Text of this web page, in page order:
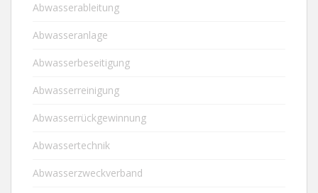
Abwasserableitung
Abwasseranlage
Abwasserbeseitigung
Abwasserreinigung
Abwasserrückgewinnung
Abwassertechnik
Abwasserzweckverband